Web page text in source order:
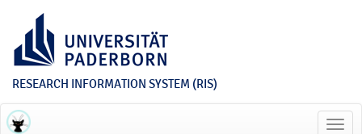
RESEARCH INFORMATION SYSTEM (RIS)